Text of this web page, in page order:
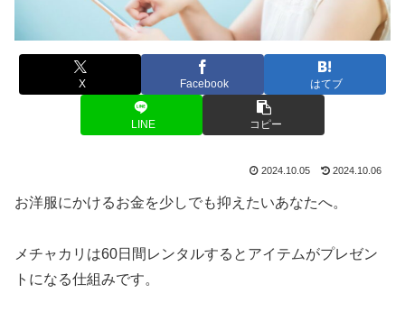
X Facebook はてブ
LINE コピー
2024.10.05 2024.10.06
お洋服にかけるお金を少しでも抑えたいあなたへ。
メチャカリは60日間レンタルするとアイテムがプレゼン
トになる仕組みです。